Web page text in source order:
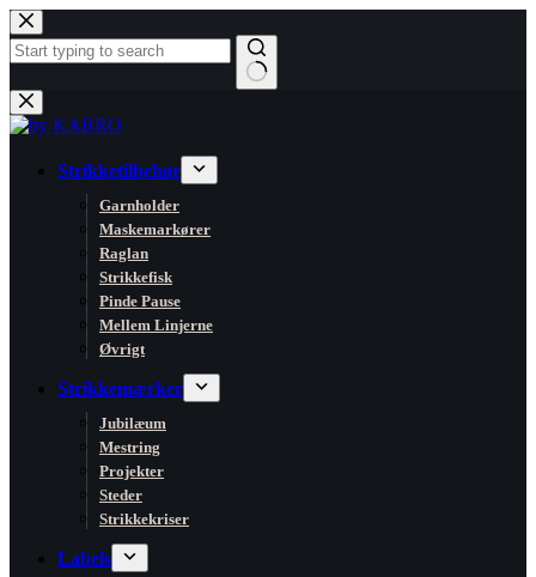
Fortsæt
til
indhold
Ingen
resultater
Strikketilbehør
Garnholder
Maskemarkører
Raglan
Strikkefisk
Pinde Pause
Mellem Linjerne
Øvrigt
Strikkemærker
Jubilæum
Mestring
Projekter
Steder
Strikkekriser
Labels